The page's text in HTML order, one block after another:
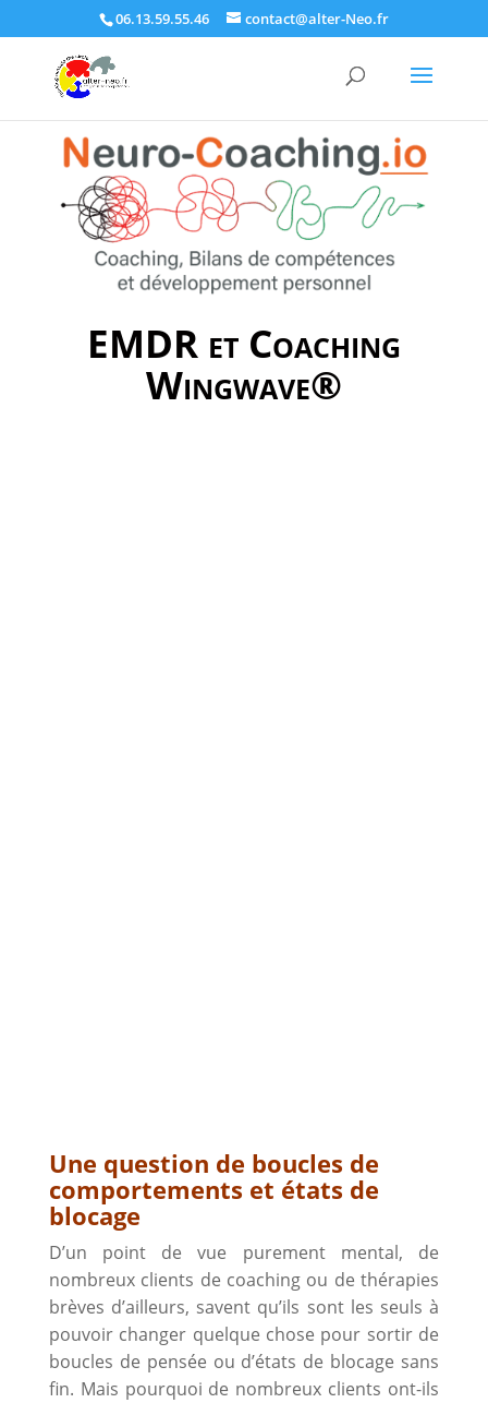
06.13.59.55.46 contact@alter-Neo.fr
EMDR et Coaching
Wingwave®
Une question de boucles de
comportements et états de
blocage
D’un point de vue purement mental, de
nombreux clients de coaching ou de thérapies
brèves d’ailleurs, savent qu’ils sont les seuls à
pouvoir changer quelque chose pour sortir de
boucles de pensée ou d’états de blocage sans
fin. Mais pourquoi de nombreux clients ont-ils